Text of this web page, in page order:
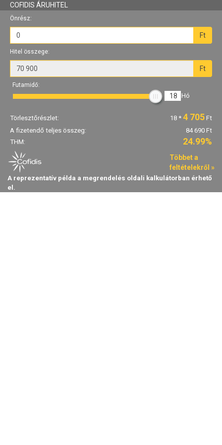
COFIDIS ÁRUHITEL
Önrész:
Ft
Hitel összege:
Ft
Futamidő:
18 Hó
Törlesztőrészlet: 18 * 4 705 Ft
A fizetendő teljes összeg:
84 690 Ft
THM:
24.99%
Többet a
feltételekről »
A reprezentatív példa a megrendelés oldali kalkulátorban érhető
el.